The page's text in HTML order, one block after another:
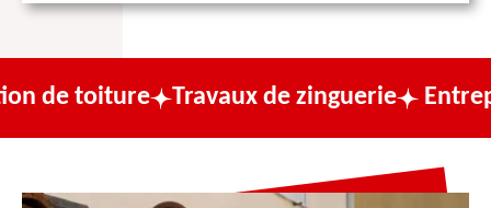
Travaux de zinguerie Entreprise de